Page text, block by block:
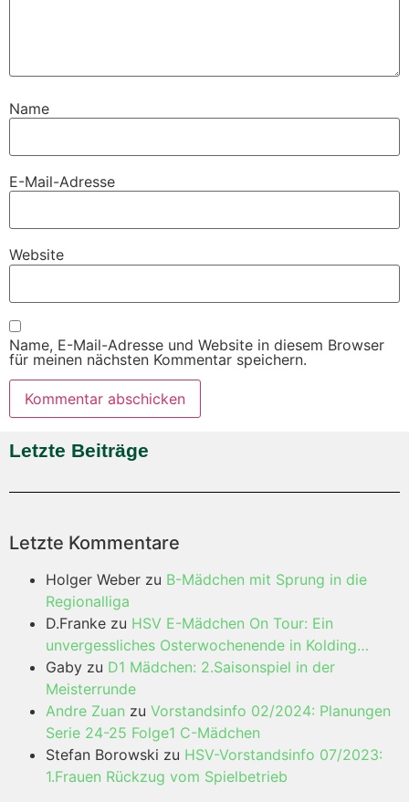
Name
E-Mail-Adresse
Website
Name, E-Mail-Adresse und Website in diesem Browser
für meinen nächsten Kommentar speichern.
Letzte Beiträge
Letzte Kommentare
Holger Weber zu B-Mädchen mit Sprung in die
Regionalliga
D.Franke zu HSV E-Mädchen On Tour: Ein
unvergessliches Osterwochenende in Kolding…
Gaby zu D1 Mädchen: 2.Saisonspiel in der
Meisterrunde
Andre Zuan zu Vorstandsinfo 02/2024: Planungen
Serie 24-25 Folge1 C-Mädchen
Stefan Borowski zu HSV-Vorstandsinfo 07/2023:
1.Frauen Rückzug vom Spielbetrieb